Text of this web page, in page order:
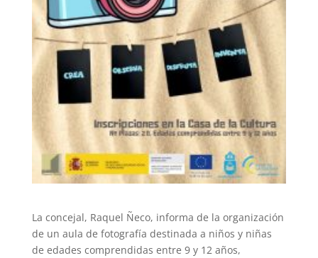
La concejal, Raquel Ñeco, informa de la organización
de un aula de fotografía destinada a niños y niñas
de edades comprendidas entre 9 y 12 años,